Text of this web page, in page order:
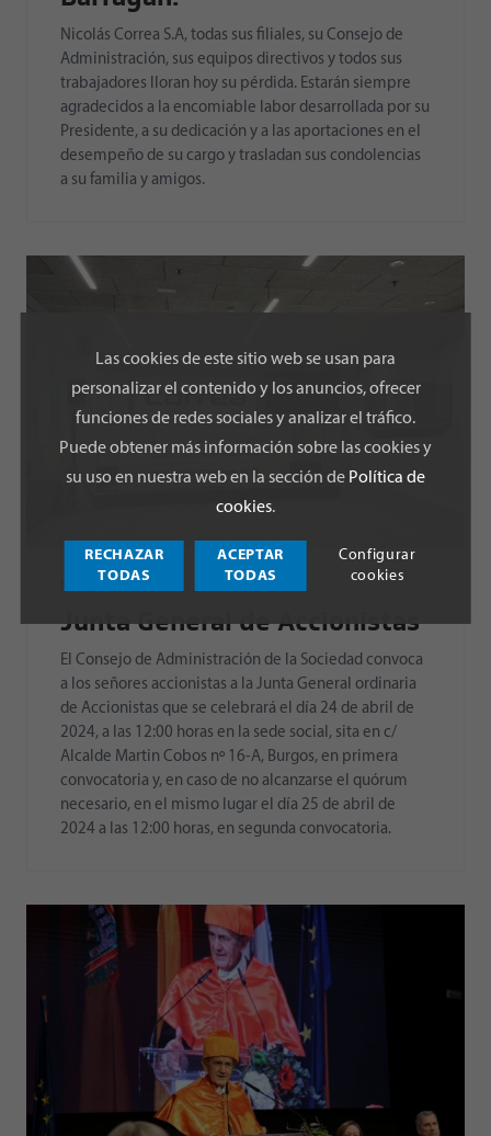
Nicolás Correa S.A, todas sus filiales, su Consejo de
Administración, sus equipos directivos y todos sus
trabajadores lloran hoy su pérdida. Estarán siempre
agradecidos a la encomiable labor desarrollada por su
Presidente, a su dedicación y a las aportaciones en el
desempeño de su cargo y trasladan sus condolencias
a su familia y amigos.
Noticias 2024-04-24
Junta General de Accionistas
El Consejo de Administración de la Sociedad convoca
a los señores accionistas a la Junta General ordinaria
de Accionistas que se celebrará el día 24 de abril de
2024, a las 12:00 horas en la sede social, sita en c/
Alcalde Martin Cobos nº 16-A, Burgos, en primera
convocatoria y, en caso de no alcanzarse el quórum
necesario, en el mismo lugar el día 25 de abril de
2024 a las 12:00 horas, en segunda convocatoria.
Las cookies de este sitio web se usan para
personalizar el contenido y los anuncios, ofrecer
funciones de redes sociales y analizar el tráfico.
Puede obtener más información sobre las cookies y
su uso en nuestra web en la sección de Política de
cookies.
RECHAZAR
TODAS
ACEPTAR
TODAS
Configurar
cookies